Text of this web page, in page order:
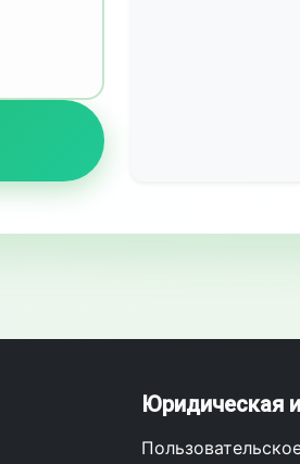
Юридическая